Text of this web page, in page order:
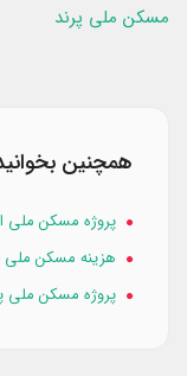
مسکن ملی پرند
همچنین
پروژه مسکن ملی
هزینه مسکن ملی پرند متری
پروژه مسکن ملی پولاد